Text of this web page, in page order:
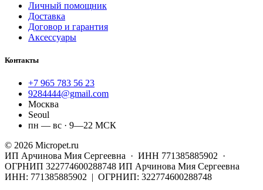
Личный помощник
Доставка
Договор и гарантия
Аксессуары
Контакты
+7 965 783 56 23
9284444@gmail.com
Москва
Seoul
пн — вс · 9—22 МСК
© 2026 Micropet.ru
ИП Арчинова Мия Сергеевна · ИНН 771385885902 ·
ОГРНИП 322774600288748 ИП Арчинова Мия Сергеевна
ИНН: 771385885902 | ОГРНИП: 322774600288748